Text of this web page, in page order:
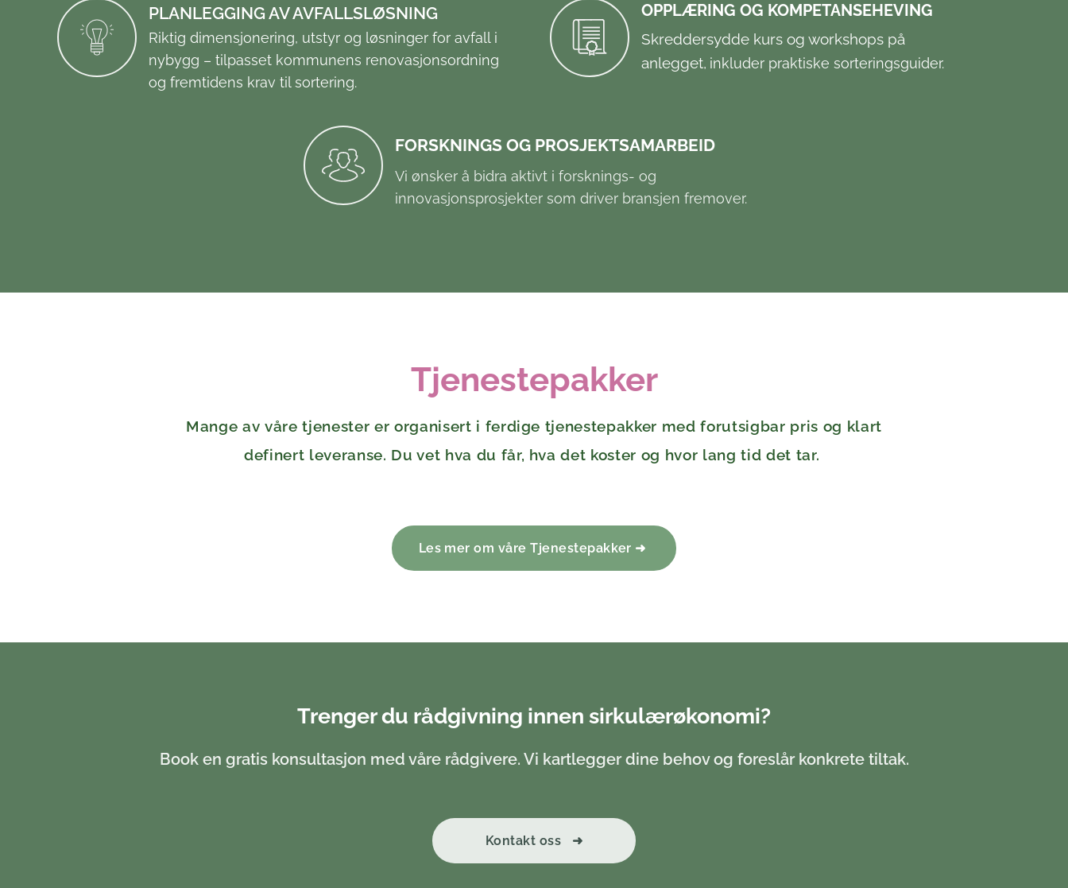
PLANLEGGING AV AVFALLSLØSNING
Riktig dimensjonering, utstyr og løsninger for avfall i
nybygg – tilpasset kommunens renovasjonsordning
og fremtidens krav til sortering.
OPPLÆRING OG KOMPETANSEHEVING
Skreddersydde kurs og workshops på
anlegget, inkluder praktiske sorteringsguider.
FORSKNINGS OG PROSJEKTSAMARBEID
Vi ønsker å bidra aktivt i forsknings- og
innovasjonsprosjekter som driver bransjen fremover.
Tjenestepakker
Mange av våre tjenester er organisert i ferdige tjenestepakker med forutsigbar pris og klart
definert leveranse. Du vet hva du får, hva det koster og hvor lang tid det tar.
Les mer om våre Tjenestepakker ➜
Trenger du rådgivning innen sirkulærøkonomi?
Book en gratis konsultasjon med våre rådgivere. Vi kartlegger dine behov og foreslår konkrete tiltak.
Kontakt oss ➜